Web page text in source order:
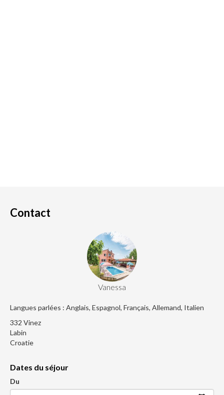
Contact
Vanessa
Langues parlées : Anglais, Espagnol, Français, Allemand, Italien
332 Vinez
Labin
Croatie
Dates du séjour
Du